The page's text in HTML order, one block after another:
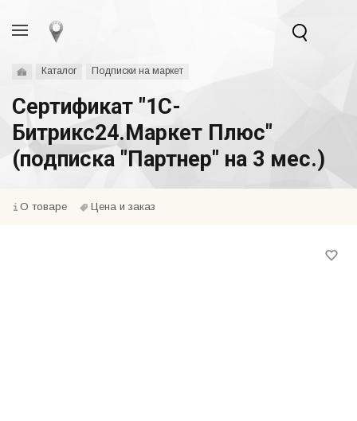
Каталог Подписки на маркет
Сертификат "1С-
Битрикс24.Маркет Плюс"
(подписка "Партнер" на 3 мес.)
О товаре Цена и заказ